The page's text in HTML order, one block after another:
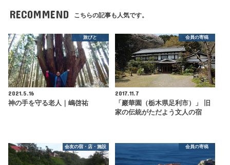
RECOMMEND こちらの記事も人気です。
旅びと
2021.5.16
神の手を守る老人｜嶋啓祐
会員の寄稿
2017.11.7
「巖華園（栃木県足利市）」 旧
家の伝統がただよう文人の宿
会友の宿・店・施設 会員の寄稿